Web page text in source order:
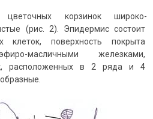
цветочных корзинок широко-
(рис. 2). Эпидермис состоит
клеток, поверхность покрыта
масличными железками,
расположенных в 2 ряда и 4